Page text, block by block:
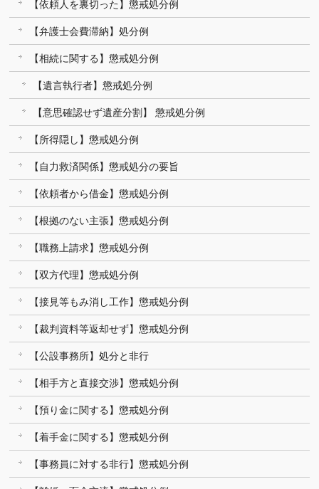
【依頼人を裏切った】懲戒処分例
【弁護士会費滞納】処分例
【相続に関する】懲戒処分例
【遺言執行者】懲戒処分例
【意思確認せず遺産分割】 懲戒処分例
【所得隠し】懲戒処分例
【自力救済関係】懲戒処分の要旨
【依頼者から借金】懲戒処分例
【根拠のない主張】懲戒処分例
【職務上請求】懲戒処分例
【双方代理】懲戒処分例
【接見等もみ消し工作】懲戒処分例
【裁判資料等返却せず】懲戒処分例
【公設事務所】処分と非行
【相手方と直接交渉】懲戒処分例
【預り金に関する】懲戒処分例
【着手金に関する】懲戒処分例
【事務員に対する非行】懲戒処分例